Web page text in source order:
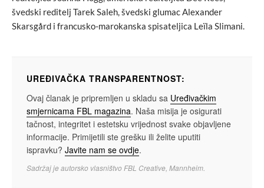
švedski reditelj Tarek Saleh, švedski glumac Alexander
Skarsgård i francusko-marokanska spisateljica Leïla Slimani.
UREĐIVAČKA TRANSPARENTNOST:
Ovaj članak je pripremljen u skladu sa Uređivačkim
smjernicama FBL magazina. Naša misija je osigurati
tačnost, integritet i estetsku vrijednost svake objavljene
informacije. Primijetili ste grešku ili želite uputiti
ispravku? Javite nam se ovdje.
Sadržaj je autorsko vlasništvo FBL Creative, Mannheim.